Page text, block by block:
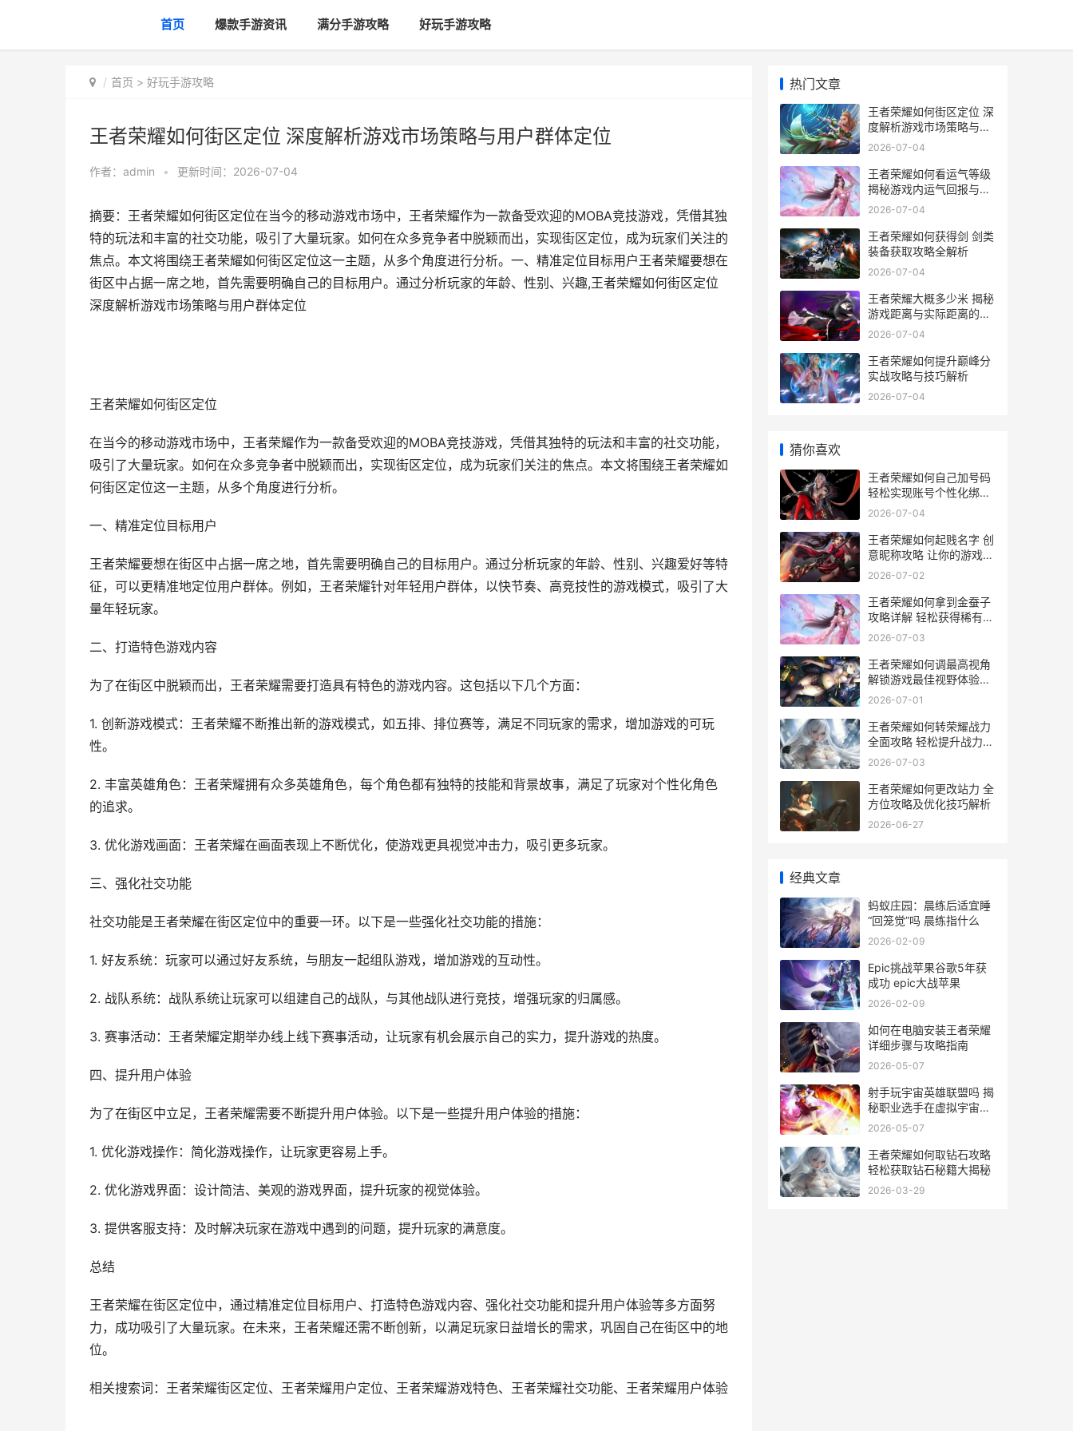
首页 爆款手游资讯 满分手游攻略 好玩手游攻略
首页 > 好玩手游攻略
王者荣耀如何街区定位 深度解析游戏市场策略与用户群体定位
作者： admin • 更新时间：2026-07-04
摘要：王者荣耀如何街区定位在当今的移动游戏市场中，王者荣耀作为一款备受欢迎的MOBA竞技游戏，凭借其独
特的玩法和丰富的社交功能，吸引了大量玩家。如何在众多竞争者中脱颖而出，实现街区定位，成为玩家们关注的
焦点。本文将围绕王者荣耀如何街区定位这一主题，从多个角度进行分析。一、精准定位目标用户王者荣耀要想在
街区中占据一席之地，首先需要明确自己的目标用户。通过分析玩家的年龄、性别、兴趣,王者荣耀如何街区定位
深度解析游戏市场策略与用户群体定位
王者荣耀如何街区定位
在当今的移动游戏市场中，王者荣耀作为一款备受欢迎的MOBA竞技游戏，凭借其独特的玩法和丰富的社交功能，
吸引了大量玩家。如何在众多竞争者中脱颖而出，实现街区定位，成为玩家们关注的焦点。本文将围绕王者荣耀如
何街区定位这一主题，从多个角度进行分析。
一、精准定位目标用户
王者荣耀要想在街区中占据一席之地，首先需要明确自己的目标用户。通过分析玩家的年龄、性别、兴趣爱好等特
征，可以更精准地定位用户群体。例如，王者荣耀针对年轻用户群体，以快节奏、高竞技性的游戏模式，吸引了大
量年轻玩家。
二、打造特色游戏内容
为了在街区中脱颖而出，王者荣耀需要打造具有特色的游戏内容。这包括以下几个方面：
1. 创新游戏模式：王者荣耀不断推出新的游戏模式，如五排、排位赛等，满足不同玩家的需求，增加游戏的可玩
性。
2. 丰富英雄角色：王者荣耀拥有众多英雄角色，每个角色都有独特的技能和背景故事，满足了玩家对个性化角色
的追求。
3. 优化游戏画面：王者荣耀在画面表现上不断优化，使游戏更具视觉冲击力，吸引更多玩家。
三、强化社交功能
社交功能是王者荣耀在街区定位中的重要一环。以下是一些强化社交功能的措施：
1. 好友系统：玩家可以通过好友系统，与朋友一起组队游戏，增加游戏的互动性。
2. 战队系统：战队系统让玩家可以组建自己的战队，与其他战队进行竞技，增强玩家的归属感。
3. 赛事活动：王者荣耀定期举办线上线下赛事活动，让玩家有机会展示自己的实力，提升游戏的热度。
四、提升用户体验
为了在街区中立足，王者荣耀需要不断提升用户体验。以下是一些提升用户体验的措施：
1. 优化游戏操作：简化游戏操作，让玩家更容易上手。
2. 优化游戏界面：设计简洁、美观的游戏界面，提升玩家的视觉体验。
3. 提供客服支持：及时解决玩家在游戏中遇到的问题，提升玩家的满意度。
总结
王者荣耀在街区定位中，通过精准定位目标用户、打造特色游戏内容、强化社交功能和提升用户体验等多方面努
力，成功吸引了大量玩家。在未来，王者荣耀还需不断创新，以满足玩家日益增长的需求，巩固自己在街区中的地
位。
相关搜索词：王者荣耀街区定位、王者荣耀用户定位、王者荣耀游戏特色、王者荣耀社交功能、王者荣耀用户体验
热门文章
王者荣耀如何街区定位 深
度解析游戏市场策略与用
户群体定位
2026-07-04
王者荣耀如何看运气等级
揭秘游戏内运气回报与等
级提升技巧
2026-07-04
王者荣耀如何获得剑 剑类
装备获取攻略全解析
2026-07-04
王者荣耀大概多少米 揭秘
游戏距离与实际距离的惊
人关系
2026-07-04
王者荣耀如何提升巅峰分
实战攻略与技巧解析
2026-07-04
猜你喜欢
王者荣耀如何自己加号码
轻松实现账号个性化绑定
攻略
2026-07-04
王者荣耀如何起贱名字 创
意昵称攻略 让你的游戏角
色独树一帜
2026-07-02
王者荣耀如何拿到金蚕子
攻略详解 轻松获得稀有道
具
2026-07-03
王者荣耀如何调最高视角
解锁游戏最佳视野体验指
南
2026-07-01
王者荣耀如何转荣耀战力
全面攻略 轻松提升战力值
技巧解析
2026-07-03
王者荣耀如何更改站力 全
方位攻略及优化技巧解析
2026-06-27
经典文章
蚂蚁庄园：晨练后适宜睡
“回笼觉”吗 晨练指什么
2026-02-09
Epic挑战苹果谷歌5年获
成功 epic大战苹果
2026-02-09
如何在电脑安装王者荣耀
详细步骤与攻略指南
2026-05-07
射手玩宇宙英雄联盟吗 揭
秘职业选手在虚拟宇宙中
的电竞冒险之旅
2026-05-07
王者荣耀如何取钻石攻略
轻松获取钻石秘籍大揭秘
2026-03-29